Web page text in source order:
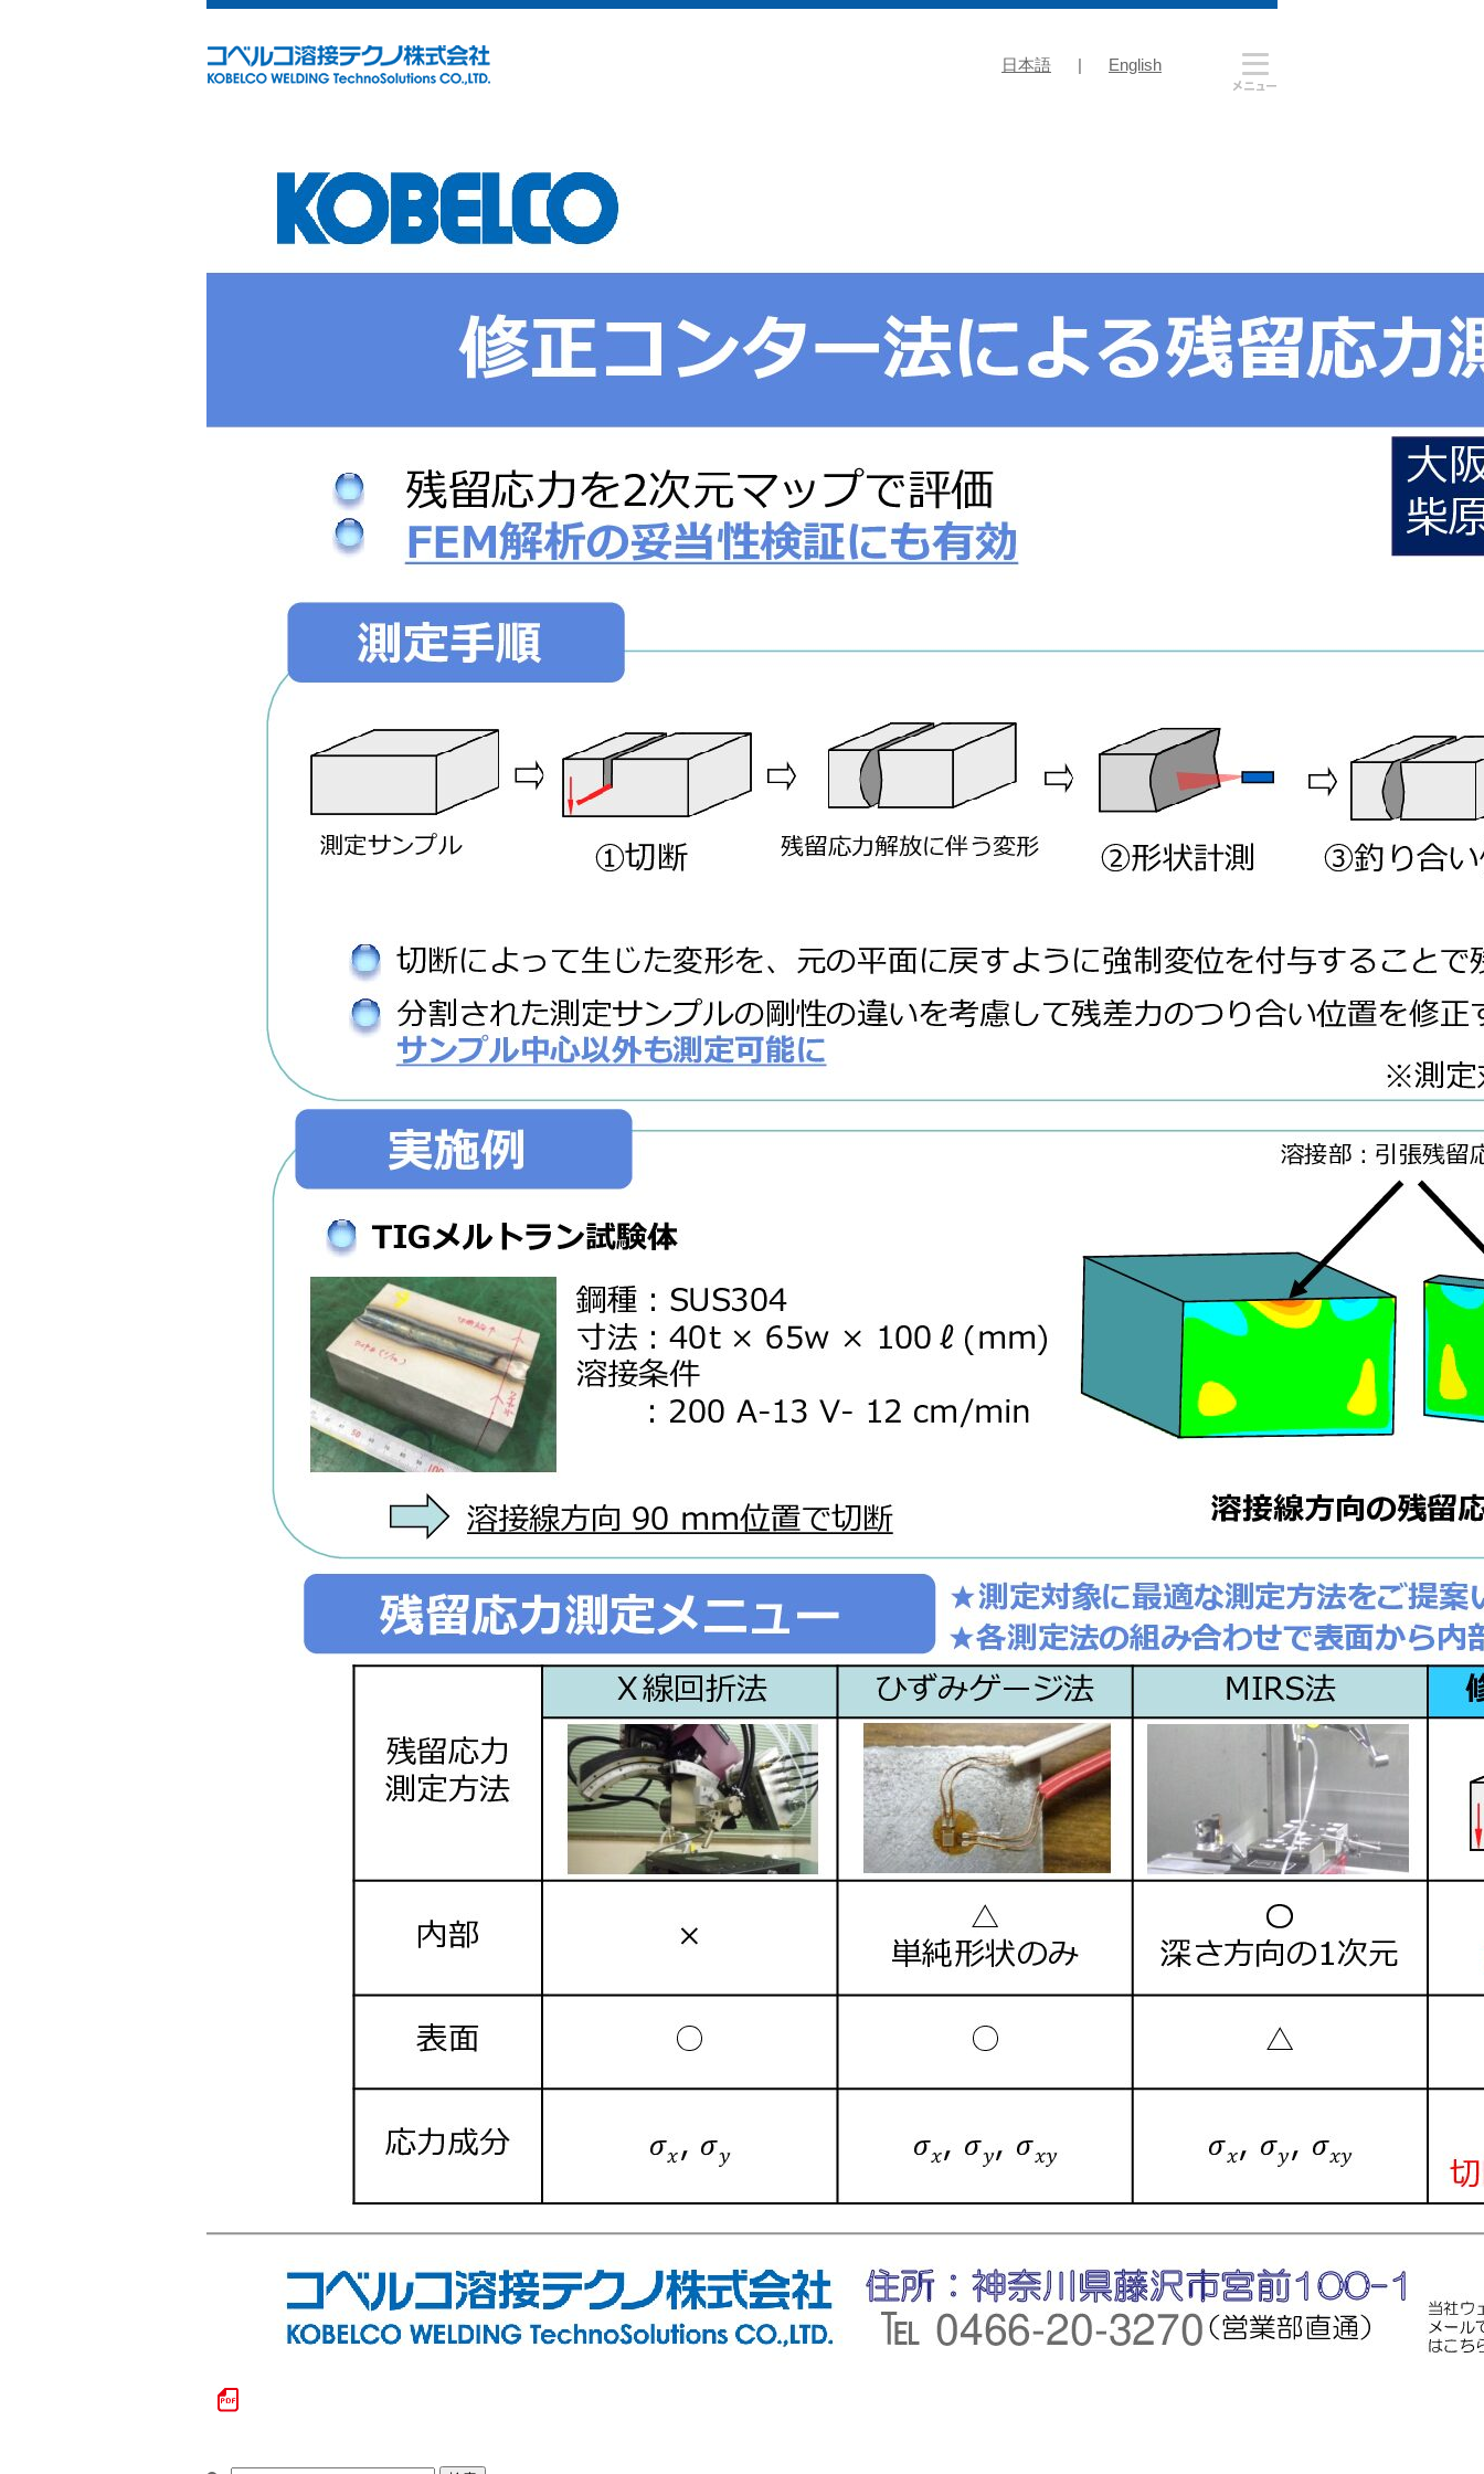
日本語 | English